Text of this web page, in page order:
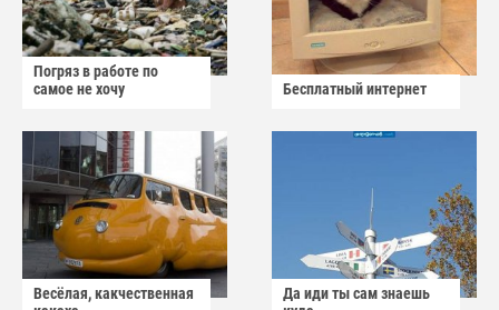
Погряз в работе по
самое не хочу
Бесплатный интернет
Весёлая, какчественная
Да иди ты сам знаешь